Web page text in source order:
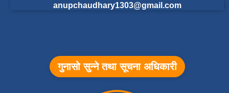
anupchaudhary1303@gmail.com
गुनासो सुन्ने तथा सूचना अधिकारी